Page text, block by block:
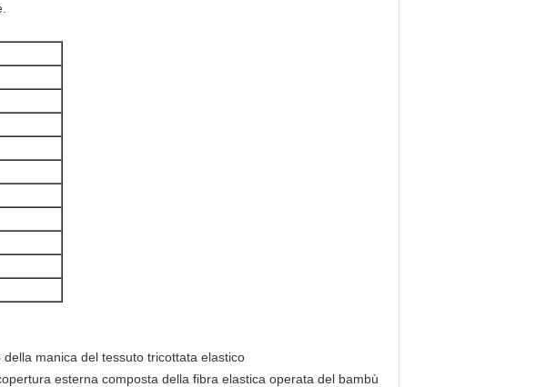
manica del tessuto tricottata elastico
esterna composta della fibra elastica operata del bambù